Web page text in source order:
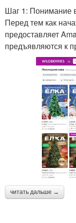
Шаг 1: Понимание
Перед тем как
предоставляет
предъявляются к
читать дальше →